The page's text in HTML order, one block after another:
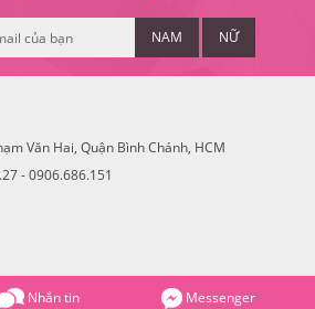
Nhắn tin Messenger
NAM NỮ
Văn Hai, Quận Bình Chánh, HCM
-0906.686.151